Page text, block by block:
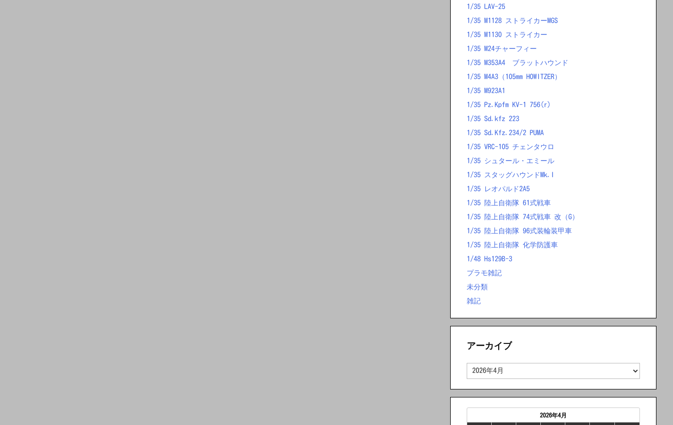
1/35 LAV-25
1/35 M1128 ストライカーMGS
1/35 M1130 ストライカー
1/35 M24チャーフィー
1/35 M353A4 ブラットハウンド
1/35 M4A3（105mm HOWITZER）
1/35 M923A1
1/35 Pz.Kpfm KV-1 756(r)
1/35 Sd.kfz 223
1/35 Sd.Kfz.234/2 PUMA
1/35 VRC-105 チェンタウロ
1/35 シュタール・エミール
1/35 スタッグハウンドMk.I
1/35 レオパルド2A5
1/35 陸上自衛隊 61式戦車
1/35 陸上自衛隊 74式戦車 改（G）
1/35 陸上自衛隊 96式装輪装甲車
1/35 陸上自衛隊 化学防護車
1/48 Hs129B-3
プラモ雑記
未分類
雑記
アーカイブ
ア
2026年4月